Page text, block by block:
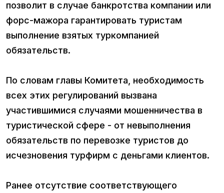
позволит в случае банкротства компании или
форс-мажора гарантировать туристам
выполнение взятых туркомпанией
обязательств.
По словам главы Комитета, необходимость
всех этих регулирований вызвана
участившимися случаями мошенничества в
туристической сфере - от невыполнения
обязательств по перевозке туристов до
исчезновения турфирм с деньгами клиентов.
Ранее отсутствие соответствующего